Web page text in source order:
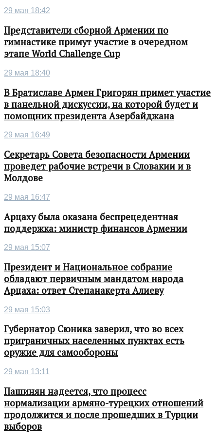
29 мая 18:42
Представители сборной Армении по
гимнастике примут участие в очередном
этапе World Challenge Cup
29 мая 18:40
В Братиславе Армен Григорян примет участие
в панельной дискуссии, на которой будет и
помощник президента Азербайджана
29 мая 16:49
Секретарь Совета безопасности Армении
проведет рабочие встречи в Словакии и в
Молдове
29 мая 16:47
Арцаху была оказана беспрецедентная
поддержка: министр финансов Армении
29 мая 15:07
Президент и Национальное собрание
обладают первичным мандатом народа
Арцаха: ответ Степанакерта Алиеву
29 мая 15:03
Губернатор Сюника заверил, что во всех
приграничных населенных пунктах есть
оружие для самообороны
29 мая 13:11
Пашинян надеется, что процесс
нормализации армяно-турецких отношений
продолжится и после прошедших в Турции
выборов